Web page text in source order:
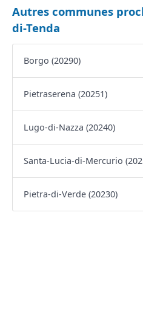
Autres communes
di-Tenda
Borgo (20290)
Pietraserena (20251)
Lugo-di-Nazza (20240)
Santa-Lucia-di-Mercurio
Pietra-di-Verde (20230)